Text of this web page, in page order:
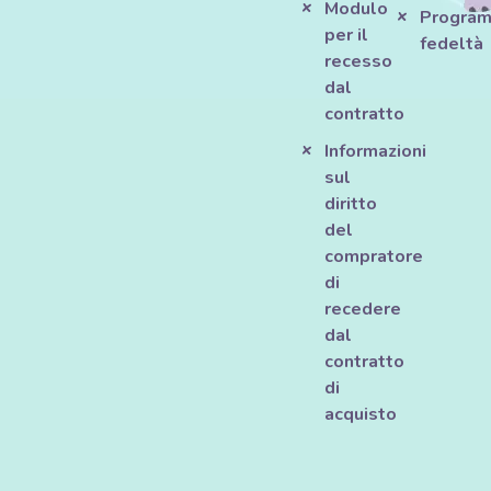
Modulo
per il
recesso
dal
contratto
Informazioni
sul
diritto
del
compratore
di
recedere
dal
contratto
di
acquisto
fedeltà